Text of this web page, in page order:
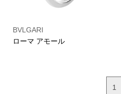
BVLGARI
ローマ アモール
1